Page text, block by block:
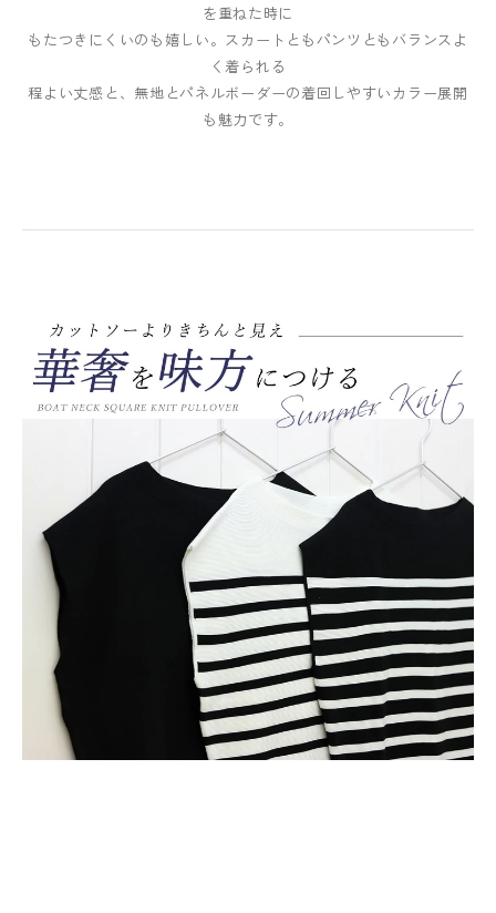
を重ねた時に
もたつきにくいのも嬉しい。スカートともパンツともバランスよ
く着られる
程よい丈感と、無地とパネルボーダーの着回しやすいカラー展開
も魅力です。